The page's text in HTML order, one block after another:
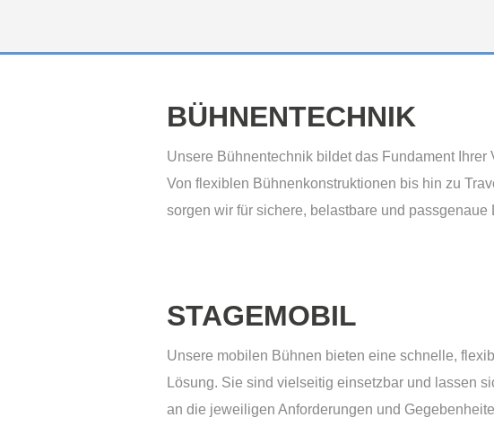
BÜHNENTECHNIK
Unsere Bühnentechnik bildet das Fundament Ihrer
Von flexiblen Bühnenkonstruktionen bis hin zu
sorgen wir für sichere, belastbare und passgenaue
STAGEMOBIL
Unsere mobilen Bühnen bieten eine schnelle,
Lösung. Sie sind vielseitig einsetzbar und lassen
an die jeweiligen Anforderungen und